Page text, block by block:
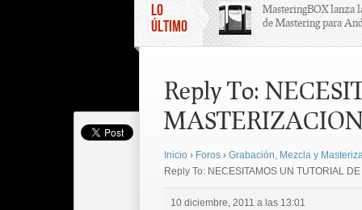
LO
ÚLTIMO
MasteringBOX lanza
de Mastering para
line gratis!
Korg lanza SDD-3000,
aplicar efectos a tus
Reply To:
Inicio › Foros › Grabación, Mezcla y
Reply To: NECESITAMOS UN TUTORIAL
10 diciembre, 2011 a las 13:01